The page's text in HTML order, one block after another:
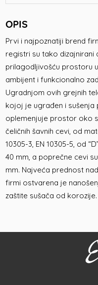
OPIS
Prvi i najpoznatiji brend
registri su tako dizajnirani
prilagodljivošću prostoru
ambijent i funkcionalno
Ugradnjom ovih grejnih
kojoj je ugrađen i sušenja
oplemenjuje prostor oko
čeličnih šavnih cevi, od
10305-3, EN 10305-5, od
40 mm, a poprečne cevi
mm. Najveća prednost
firmi ostvarena je
zaštite sušača od korozije.